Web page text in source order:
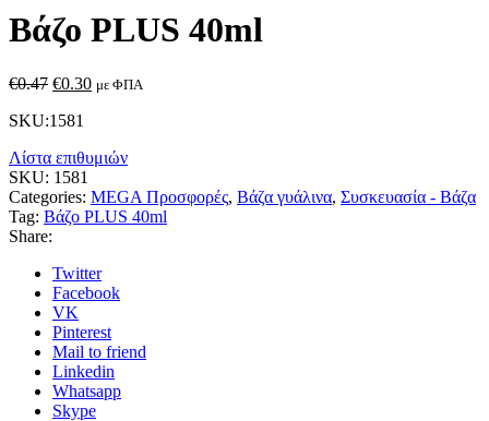
Βάζο PLUS 40ml
€0.47 €0.30 με ΦΠΑ
SKU:1581
Λίστα επιθυμιών
SKU: 1581
Categories: MEGA Προσφορές, Βάζα γυάλινα, Συσκευασία - Βάζα
Tag: Βάζο PLUS 40ml
Share:
Twitter
Facebook
VK
Pinterest
Mail to friend
Linkedin
Whatsapp
Skype